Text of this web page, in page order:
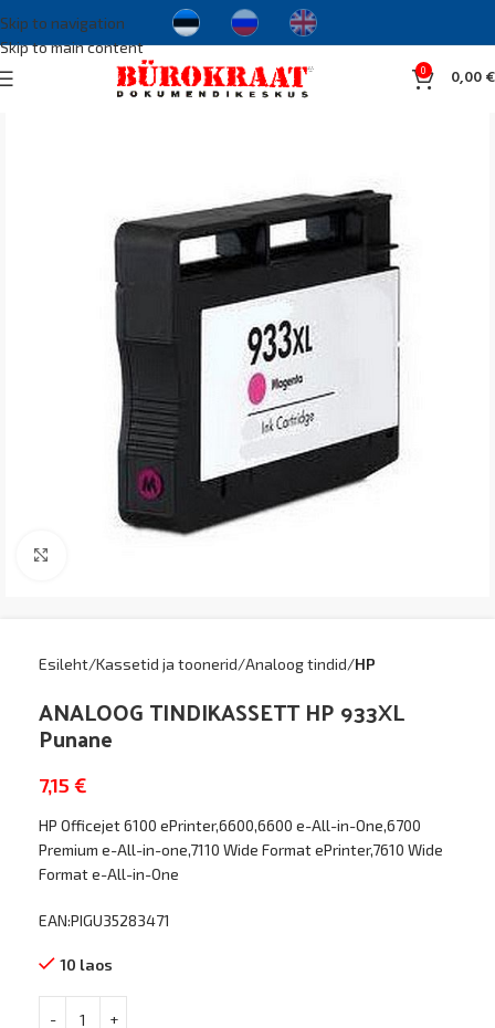
Skip to navigation
Skip to main content
0 0,00€
Esileht Kassetid ja toonerid Analoog tindid HP
ANALOOG TINDIKASSETT HP 933XL
Punane
7,15 €
HP Officejet 6100 ePrinter,6600,6600 e-All-in-One,6700
Premium e-All-in-one,7110 Wide Format ePrinter,7610 Wide
Format e-All-in-One
EAN:PIGU35283471
10 laos